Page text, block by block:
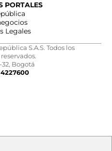
PORTALES
Legales
S.A.S. Todos los
32, Bogotá
4227600